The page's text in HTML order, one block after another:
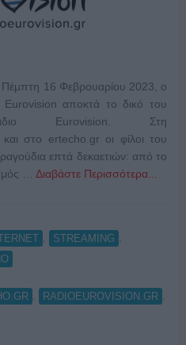
16 Φεβρουαρίου 2023, ο
Eurovision αποκτά το δικό του
Eurovision. Στη
στο ertecho.gr οι φίλοι του
επτά δεκαετιών: από το
… Διαβάστε Περισσότερα...
STREAMING
RADIOEUROVISION.GR